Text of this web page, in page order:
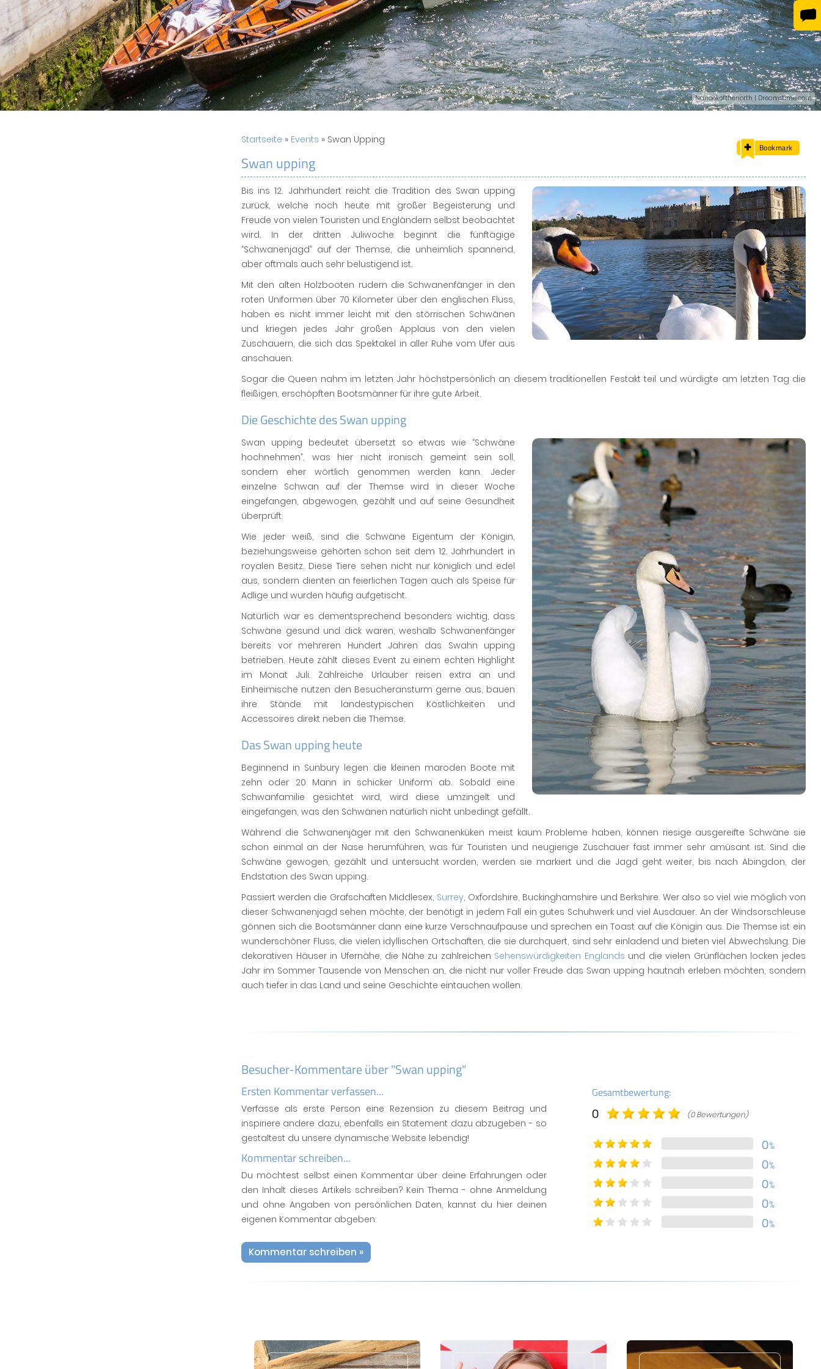
Nanookofthenorth | Dreamstime.com
Bookmark
Startseite » Events » Swan Upping
Swan upping
Bis ins 12. Jahrhundert reicht die Tradition des Swan upping
zurück, welche noch heute mit großer Begeisterung und
Freude von vielen Touristen und Engländern selbst beobachtet
wird. In der dritten Juliwoche beginnt die fünftägige
“Schwanenjagd” auf der Themse, die unheimlich spannend,
aber oftmals auch sehr belustigend ist.
Mit den alten Holzbooten rudern die Schwanenfänger in den
roten Uniformen über 70 Kilometer über den englischen Fluss,
haben es nicht immer leicht mit den störrischen Schwänen
und kriegen jedes Jahr großen Applaus von den vielen
Zuschauern, die sich das Spektakel in aller Ruhe vom Ufer aus
anschauen.
Sogar die Queen nahm im letzten Jahr höchstpersönlich an diesem traditionellen Festakt teil und würdigte am letzten Tag die
fleißigen, erschöpften Bootsmänner für ihre gute Arbeit.
Die Geschichte des Swan upping
Swan upping bedeutet übersetzt so etwas wie “Schwäne
hochnehmen”, was hier nicht ironisch gemeint sein soll,
sondern eher wörtlich genommen werden kann. Jeder
einzelne Schwan auf der Themse wird in dieser Woche
eingefangen, abgewogen, gezählt und auf seine Gesundheit
überprüft.
Wie jeder weiß, sind die Schwäne Eigentum der Königin,
beziehungsweise gehörten schon seit dem 12. Jahrhundert in
royalen Besitz. Diese Tiere sehen nicht nur königlich und edel
aus, sondern dienten an feierlichen Tagen auch als Speise für
Adlige und wurden häufig aufgetischt.
Natürlich war es dementsprechend besonders wichtig, dass
Schwäne gesund und dick waren, weshalb Schwanenfänger
bereits vor mehreren Hundert Jahren das Swahn upping
betrieben. Heute zählt dieses Event zu einem echten Highlight
im Monat Juli. Zahlreiche Urlauber reisen extra an und
Einheimische nutzen den Besucheransturm gerne aus, bauen
ihre Stände mit landestypischen Köstlichkeiten und
Accessoires direkt neben die Themse.
Das Swan upping heute
Beginnend in Sunbury legen die kleinen maroden Boote mit
zehn oder 20 Mann in schicker Uniform ab. Sobald eine
Schwanfamilie gesichtet wird, wird diese umzingelt und
eingefangen, was den Schwänen natürlich nicht unbedingt gefällt.
Während die Schwanenjäger mit den Schwanenküken meist kaum Probleme haben, können riesige ausgereifte Schwäne sie
schon einmal an der Nase herumführen, was für Touristen und neugierige Zuschauer fast immer sehr amüsant ist. Sind die
Schwäne gewogen, gezählt und untersucht worden, werden sie markiert und die Jagd geht weiter, bis nach Abingdon, der
Endstation des Swan upping.
Passiert werden die Grafschaften Middlesex, Surrey, Oxfordshire, Buckinghamshire und Berkshire. Wer also so viel wie möglich von
dieser Schwanenjagd sehen möchte, der benötigt in jedem Fall ein gutes Schuhwerk und viel Ausdauer. An der Windsorschleuse
gönnen sich die Bootsmänner dann eine kurze Verschnaufpause und sprechen ein Toast auf die Königin aus. Die Themse ist ein
wunderschöner Fluss, die vielen idyllischen Ortschaften, die sie durchquert, sind sehr einladend und bieten viel Abwechslung. Die
dekorativen Häuser in Ufernähe, die Nähe zu zahlreichen Sehenswürdigkeiten Englands und die vielen Grünflächen locken jedes
Jahr im Sommer Tausende von Menschen an, die nicht nur voller Freude das Swan upping hautnah erleben möchten, sondern
auch tiefer in das Land und seine Geschichte eintauchen wollen.
Besucher-Kommentare über "Swan upping"
Gesamtbewertung:
0 (0 Bewertungen)
0%
0%
0%
0%
0%
Ersten Kommentar verfassen...
Verfasse als erste Person eine Rezension zu diesem Beitrag und
inspiriere andere dazu, ebenfalls ein Statement dazu abzugeben - so
gestaltest du unsere dynamische Website lebendig!
Kommentar schreiben...
Du möchtest selbst einen Kommentar über deine Erfahrungen oder
den Inhalt dieses Artikels schreiben? Kein Thema - ohne Anmeldung
und ohne Angaben von persönlichen Daten, kannst du hier deinen
eigenen Kommentar abgeben:
Kommentar schreiben »